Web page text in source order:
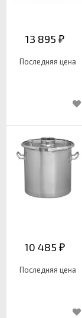
13 895 ₽
Последняя цена
10 485 ₽
Последняя цена